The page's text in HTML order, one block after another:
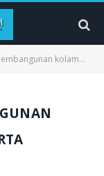
kolam renang yogyakarta"